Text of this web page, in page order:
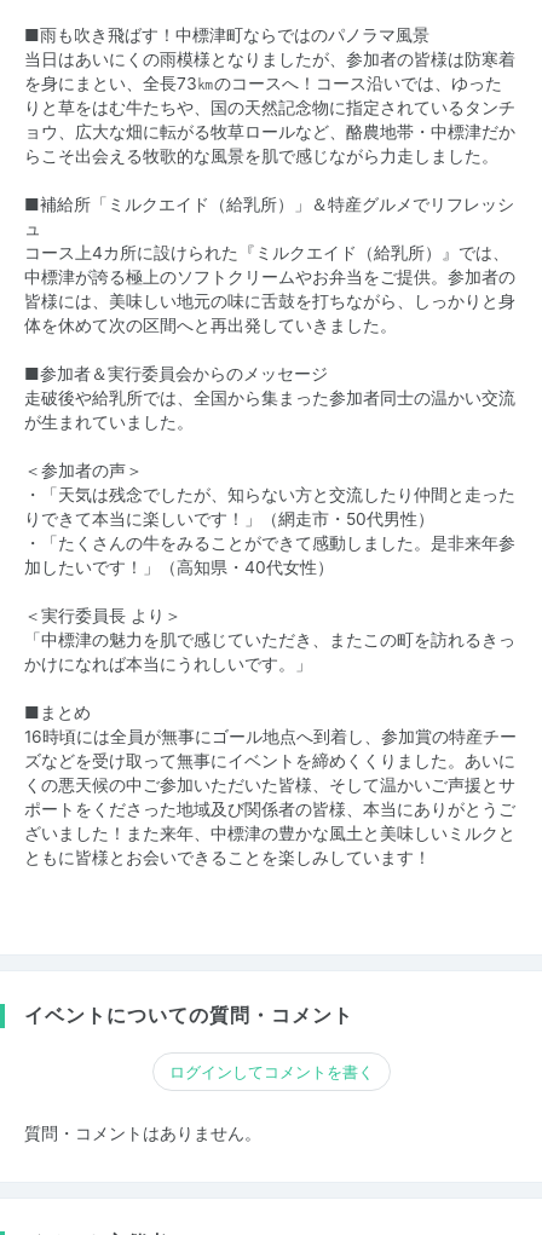
■雨も吹き飛ばす！中標津町ならではのパノラマ風景
当日はあいにくの雨模様となりましたが、参加者の皆様は防寒着
を身にまとい、全長73㎞のコースへ！コース沿いでは、ゆった
りと草をはむ牛たちや、国の天然記念物に指定されているタンチ
ョウ、広大な畑に転がる牧草ロールなど、酪農地帯・中標津だか
らこそ出会える牧歌的な風景を肌で感じながら力走しました。
■補給所「ミルクエイド（給乳所）」＆特産グルメでリフレッシ
ュ
コース上4カ所に設けられた『ミルクエイド（給乳所）』では、
中標津が誇る極上のソフトクリームやお弁当をご提供。参加者の
皆様には、美味しい地元の味に舌鼓を打ちながら、しっかりと身
体を休めて次の区間へと再出発していきました。
■参加者＆実行委員会からのメッセージ
走破後や給乳所では、全国から集まった参加者同士の温かい交流
が生まれていました。
＜参加者の声＞
・「天気は残念でしたが、知らない方と交流したり仲間と走った
りできて本当に楽しいです！」（網走市・50代男性）
・「たくさんの牛をみることができて感動しました。是非来年参
加したいです！」（高知県・40代女性）
＜実行委員長 より＞
「中標津の魅力を肌で感じていただき、またこの町を訪れるきっ
かけになれば本当にうれしいです。」
■まとめ
16時頃には全員が無事にゴール地点へ到着し、参加賞の特産チー
ズなどを受け取って無事にイベントを締めくくりました。あいに
くの悪天候の中ご参加いただいた皆様、そして温かいご声援とサ
ポートをくださった地域及び関係者の皆様、本当にありがとうご
ざいました！また来年、中標津の豊かな風土と美味しいミルクと
ともに皆様とお会いできることを楽しみしています！
イベントについての質問・コメント
ログインしてコメントを書く
質問・コメントはありません。